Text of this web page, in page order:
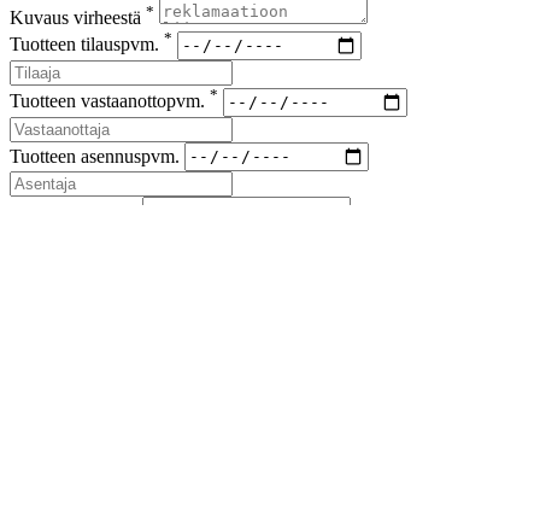
Kuvaus virheestä *
Tuotteen tilauspvm. *
Tuotteen vastaanottopvm. *
Tuotteen asennuspvm.